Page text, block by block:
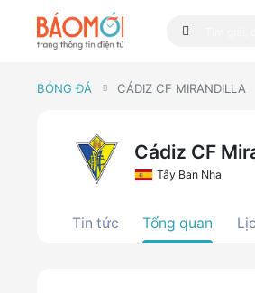
BÓNG ĐÁ CÁDIZ CF MIRANDILLA
Cádiz CF
Tây Ban Nha
Tin tức Tổng quan